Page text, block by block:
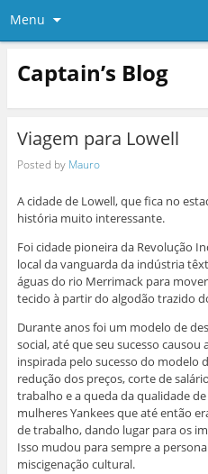
Menu
Captain’s Blog
Viagem para Lowell
Posted by Mauro
A cidade de Lowell, que fica no
história muito interessante.
Foi cidade pioneira da Revolução
local da vanguarda da indústria
águas do rio Merrimack para
tecido à partir do algodão trazido
Durante anos foi um modelo de
social, até que seu sucesso causou
inspirada pelo sucesso do modelo
redução dos preços, corte de
trabalho e a queda da qualidade
mulheres Yankees que até então
de trabalho, dando lugar para os
Isso mudou para sempre a
miscigenação cultural.